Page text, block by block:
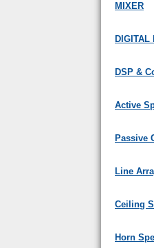
MIXER
DIGITAL
DSP &
Active
Passive
Line
Ceiling
Horn